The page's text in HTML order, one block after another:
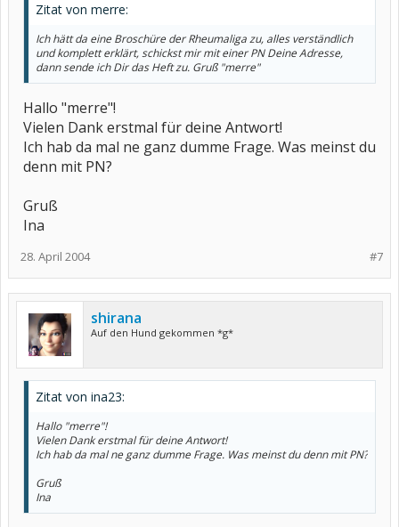
Zitat von merre:
Ich hätt da eine Broschüre der Rheumaliga zu, alles verständlich
und komplett erklärt, schickst mir mit einer PN Deine Adresse,
dann sende ich Dir das Heft zu. Gruß "merre"
Hallo "merre"!
Vielen Dank erstmal für deine Antwort!
Ich hab da mal ne ganz dumme Frage. Was meinst du
denn mit PN?
Gruß
Ina
#7
28. April 2004
shirana
Auf den Hund gekommen *g*
Zitat von ina23:
Hallo "merre"!
Vielen Dank erstmal für deine Antwort!
Ich hab da mal ne ganz dumme Frage. Was meinst du denn mit PN?
Gruß
Ina